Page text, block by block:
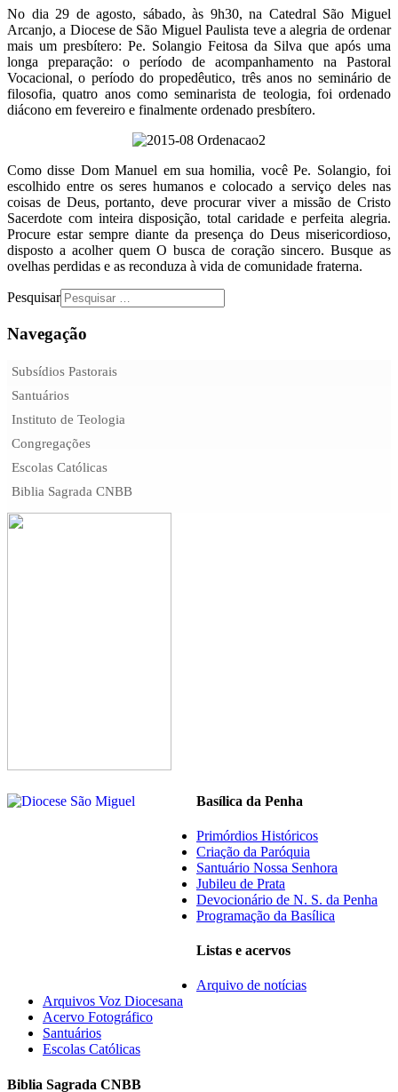
No dia 29 de agosto, sábado, às 9h30, na Catedral São Miguel
Arcanjo, a Diocese de São Miguel Paulista teve a alegria de ordenar
mais um presbítero: Pe. Solangio Feitosa da Silva que após uma
longa preparação: o período de acompanhamento na Pastoral
Vocacional, o período do propedêutico, três anos no seminário de
filosofia, quatro anos como seminarista de teologia, foi ordenado
diácono em fevereiro e finalmente ordenado presbítero.
Como disse Dom Manuel em sua homilia, você Pe. Solangio, foi
escolhido entre os seres humanos e colocado a serviço deles nas
coisas de Deus, portanto, deve procurar viver a missão de Cristo
Sacerdote com inteira disposição, total caridade e perfeita alegria.
Procure estar sempre diante da presença do Deus misericordioso,
disposto a acolher quem O busca de coração sincero. Busque as
ovelhas perdidas e as reconduza à vida de comunidade fraterna.
Pesquisar
Navegação
Subsídios Pastorais
Santuários
Instituto de Teologia
Congregações
Escolas Católicas
Biblia Sagrada CNBB
Basílica da Penha
Primórdios Históricos
Criação da Paróquia
Santuário Nossa Senhora
Jubileu de Prata
Devocionário de N. S. da Penha
Programação da Basílica
Listas e acervos
Arquivo de notícias
Arquivos Voz Diocesana
Acervo Fotográfico
Santuários
Escolas Católicas
Biblia Sagrada CNBB